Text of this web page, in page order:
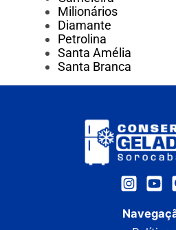
Milionários
Diamante
Petrolina
Santa Amélia
Santa Branca